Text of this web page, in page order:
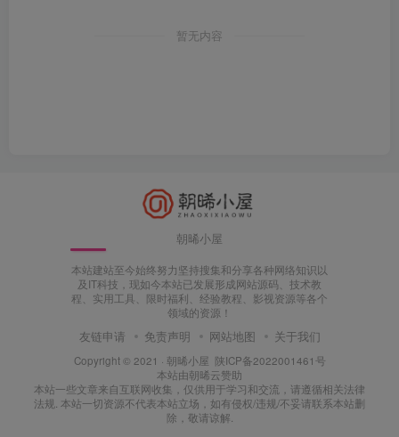
暂无内容
朝晞小屋
本站建站至今始终努力坚持搜集和分享各种网络知识以
及IT科技，现如今本站已发展形成网站源码、技术教
程、实用工具、限时福利、经验教程、影视资源等各个
领域的资源！
友链申请 免责声明 网站地图 关于我们
Copyright © 2021 · 朝晞小屋 陕ICP备2022001461号
本站由朝晞云赞助
本站一些文章来自互联网收集，仅供用于学习和交流，请遵循相关法律
法规. 本站一切资源不代表本站立场，如有侵权/违规/不妥请联系本站删
除，敬请谅解.